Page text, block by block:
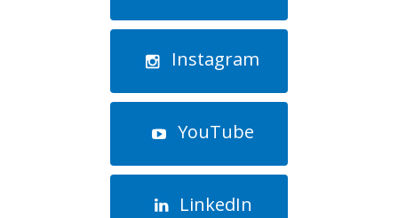
Instagram
YouTube
LinkedIn